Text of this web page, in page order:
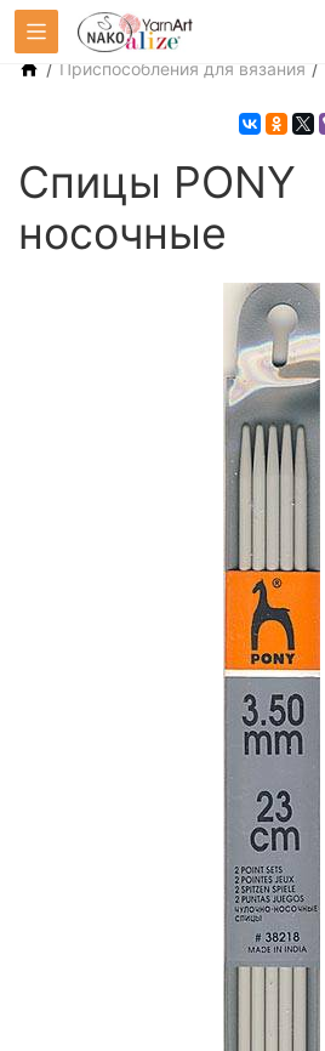
/ Приспособления для вязания /
Спицы PONY
носочные